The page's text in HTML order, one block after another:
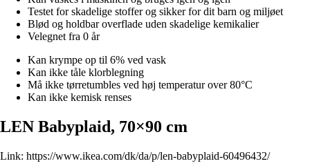
Testet for skadelige stoffer og sikker for dit barn og miljøet
Blød og holdbar overflade uden skadelige kemikalier
Velegnet fra 0 år
Kan krympe op til 6% ved vask
Kan ikke tåle klorblegning
Må ikke tørretumbles ved høj temperatur over 80°C
Kan ikke kemisk renses
LEN Babyplaid, 70×90 cm
Link: https://www.ikea.com/dk/da/p/len-babyplaid-60496432/